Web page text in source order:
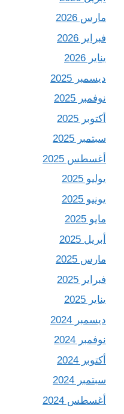
مارس 2026
فبراير 2026
يناير 2026
ديسمبر 2025
نوفمبر 2025
أكتوبر 2025
سبتمبر 2025
أغسطس 2025
يوليو 2025
يونيو 2025
مايو 2025
أبريل 2025
مارس 2025
فبراير 2025
يناير 2025
ديسمبر 2024
نوفمبر 2024
أكتوبر 2024
سبتمبر 2024
أغسطس 2024